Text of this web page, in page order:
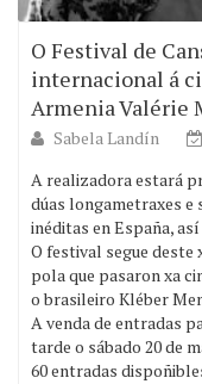
O Festival de
internacional á
Armenia Valérie
Sabela Landín
A realizadora estará
dúas longametraxes e
inéditas en España,
O festival segue deste
pola que pasaron xa
o brasileiro Kléber
A venda de entradas
tarde o sábado 20 de
60 entradas